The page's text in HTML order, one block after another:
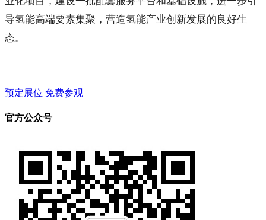
导氢能高端要素集聚，营造氢能产业创新发展的良好生
态。
预定展位 免费参观
官方公众号